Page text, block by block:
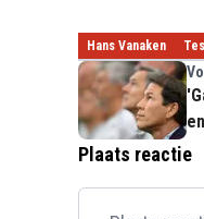
Hans Vanaken
Plaats reactie